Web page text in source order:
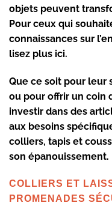
objets peuvent
Pour ceux qui
connaissances sur
lisez plus ici.
Que ce soit pour leur
ou pour offrir un coin
investir dans des
aux besoins
colliers, tapis et
son épanouissement.
COLLIERS ET
PROMENADES